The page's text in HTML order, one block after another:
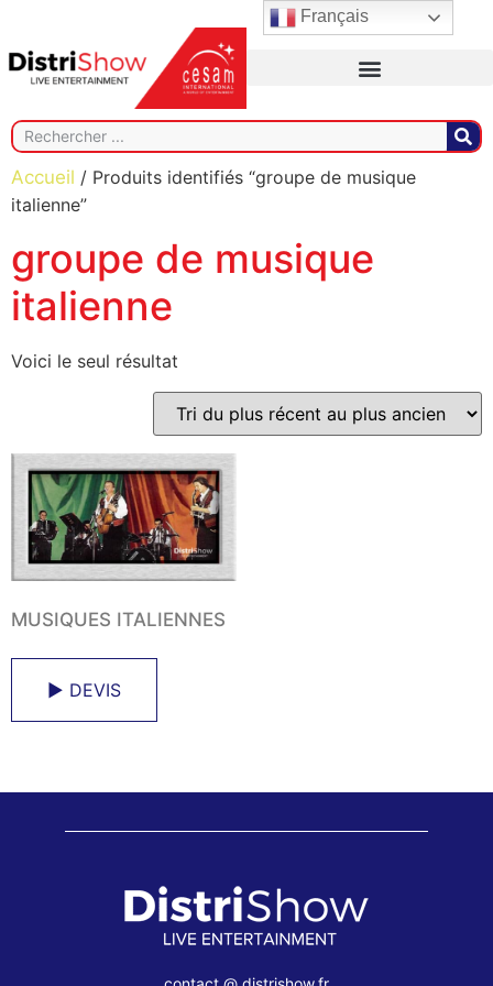
Accueil / Produits identifiés “groupe de musique
italienne”
groupe de musique
italienne
Voici le seul résultat
MUSIQUES ITALIENNES
► DEVIS
Français